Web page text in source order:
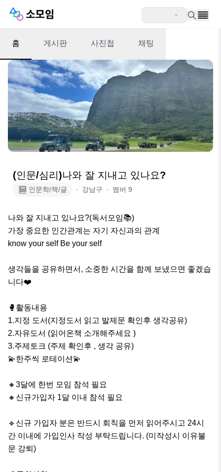
홈 게시판 사진첩 채팅
(인문/심리)나와 잘 지내고 있나요?
인문학/책/글 ∙ 강남구 ∙ 멤버 9
나와 잘 지내고 있나요?(독서모임📚)
가장 중요한 인간관계는 자기 자신과의 관계
know your self Be your self
생각들을 공유하면서, 소중한 시간을 함께 보냈으면 좋겠습
니다❤️
🥊활동내용
1.지정 도서(지정도서 읽고 발제문 확인후 생각공유)
2.자유도서 (읽어온책 소개해주세요 )
3.주제토크 (주제 확인후 , 생각 공유)
💫한주씩 로테이션💫
🔸3달에 한번 모임 참석 필요
🔸신규가입자 1달 이내 참석 필요
🔹신규 가입자 분은 반드시 회칙을 먼저 읽어주시고 24시
간 이내에 가입인사 작성 부탁드립니다. (미작성시 이유불
문 강퇴)